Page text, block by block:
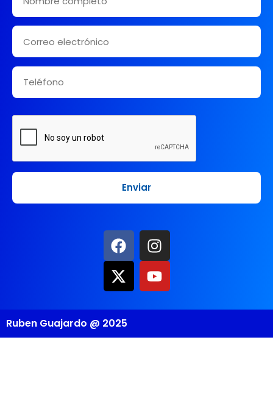
Ruben Guajardo @ 2025